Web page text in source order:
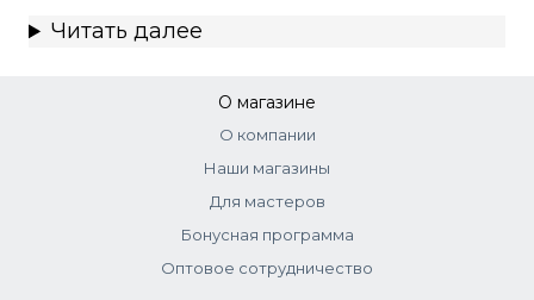
Читать далее
О магазине
О компании
Наши магазины
Для мастеров
Бонусная программа
Оптовое сотрудничество